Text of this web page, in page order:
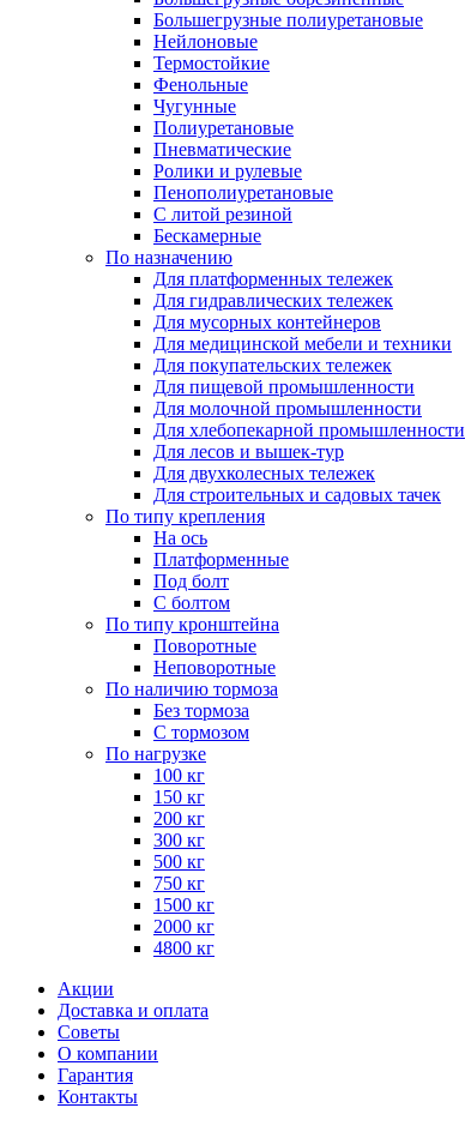
Большегрузные полиуретановые
Нейлоновые
Термостойкие
Фенольные
Чугунные
Полиуретановые
Пневматические
Ролики и рулевые
Пенополиуретановые
С литой резиной
Бескамерные
По назначению
Для платформенных тележек
Для гидравлических тележек
Для мусорных контейнеров
Для медицинской мебели и техники
Для покупательских тележек
Для пищевой промышленности
Для молочной промышленности
Для хлебопекарной промышленности
Для лесов и вышек-тур
Для двухколесных тележек
Для строительных и садовых тачек
По типу крепления
На ось
Платформенные
Под болт
С болтом
По типу кронштейна
Поворотные
Неповоротные
По наличию тормоза
Без тормоза
С тормозом
По нагрузке
100 кг
150 кг
200 кг
300 кг
500 кг
750 кг
1500 кг
2000 кг
4800 кг
Акции
Доставка и оплата
Советы
О компании
Гарантия
Контакты